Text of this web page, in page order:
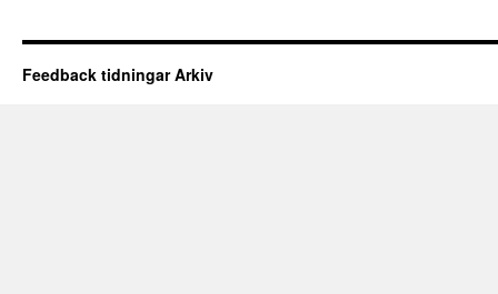
Feedback tidningar Arkiv